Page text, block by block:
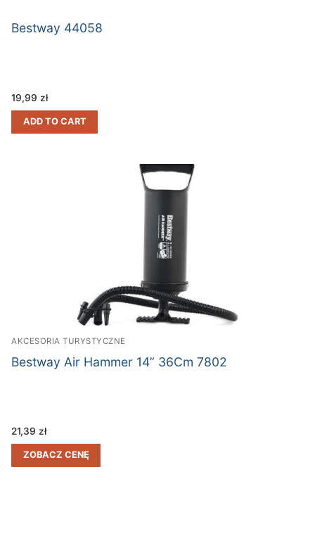
Bestway 44058
19,99 zł
ADD TO CART
AKCESORIA TURYSTYCZNE
Bestway Air Hammer 14” 36Cm 7802
21,39 zł
ZOBACZ CENĘ